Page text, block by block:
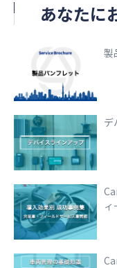
あなたに
製
デ
ィ